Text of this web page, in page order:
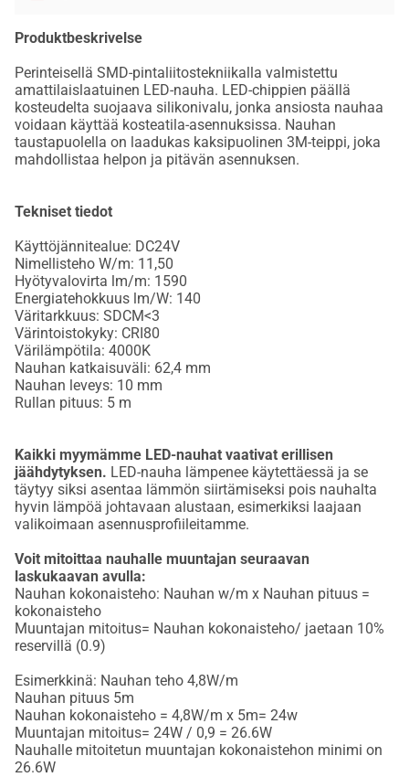
Produktbeskrivelse
Perinteisellä SMD-pintaliitostekniikalla valmistettu
amattilaislaatuinen LED-nauha. LED-chippien päällä
kosteudelta suojaava silikonivalu, jonka ansiosta nauhaa
voidaan käyttää kosteatila-asennuksissa. Nauhan
taustapuolella on laadukas kaksipuolinen 3M-teippi, joka
mahdollistaa helpon ja pitävän asennuksen.
Tekniset tiedot
Käyttöjännitealue: DC24V
Nimellisteho W/m: 11,50
Hyötyvalovirta lm/m: 1590
Energiatehokkuus lm/W: 140
Väritarkkuus: SDCM<3
Värintoistokyky: CRI80
Värilämpötila: 4000K
Nauhan katkaisuväli: 62,4 mm
Nauhan leveys: 10 mm
Rullan pituus: 5 m
Kaikki myymämme LED-nauhat vaativat erillisen
jäähdytyksen. LED-nauha lämpenee käytettäessä ja se
täytyy siksi asentaa lämmön siirtämiseksi pois nauhalta
hyvin lämpöä johtavaan alustaan, esimerkiksi laajaan
valikoimaan asennusprofiileitamme.
Voit mitoittaa nauhalle muuntajan seuraavan
laskukaavan avulla:
Nauhan kokonaisteho: Nauhan w/m x Nauhan pituus =
kokonaisteho
Muuntajan mitoitus= Nauhan kokonaisteho/ jaetaan 10%
reservillä (0.9)
Esimerkkinä: Nauhan teho 4,8W/m
Nauhan pituus 5m
Nauhan kokonaisteho = 4,8W/m x 5m= 24w
Muuntajan mitoitus= 24W / 0,9 = 26.6W
Nauhalle mitoitetun muuntajan kokonaistehon minimi on
26.6W